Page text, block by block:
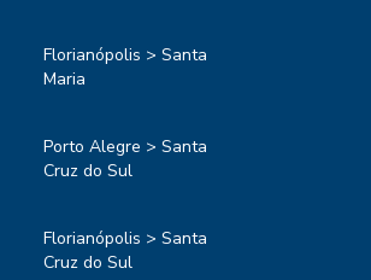
Florianópolis > Santa
Maria
Porto Alegre > Santa
Cruz do Sul
Florianópolis > Santa
Cruz do Sul